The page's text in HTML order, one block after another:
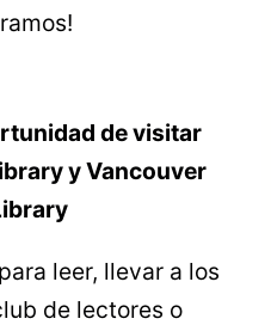
de visitar
y Vancouver
leer, llevar a los
de lectores o